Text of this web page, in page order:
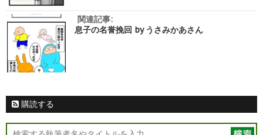
関連記事:
息子の名誉挽回 by うさみかあさん
購読する